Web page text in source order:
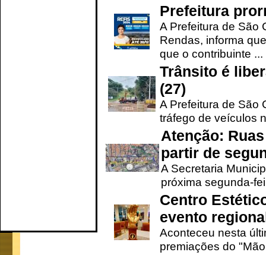
Prefeitura
A Prefeitura de São
Rendas, informa
que o contribuinte ...
Trânsito é
(27)
A Prefeitura de São
tráfego de veículos
Atenção:
partir de
A Secretaria
próxima segunda-
Centro
evento
Aconteceu nesta
premiações do